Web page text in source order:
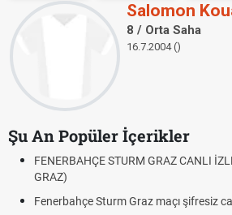
Salomon
8 / Orta Saha
16.7.2004 ()
Şu An Popüler İçerikler
FENERBAHÇE STURM GRAZ CANLI
GRAZ)
Fenerbahçe Sturm Graz maçı şifresiz